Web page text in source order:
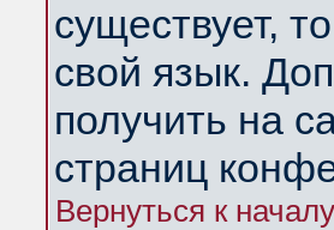
существует,
свой язык.
получить на
страниц
Вернуться к началу